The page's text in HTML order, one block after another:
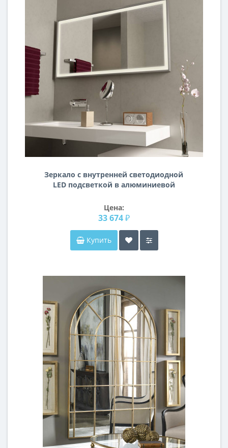
Зеркало с внутренней светодиодной
LED подсветкой в алюминиевой
Цена:
33 674 ₽
Купить